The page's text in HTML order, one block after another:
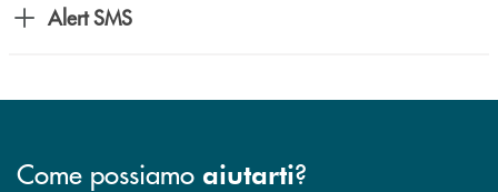
Alert SMS
Come possiamo aiutarti?